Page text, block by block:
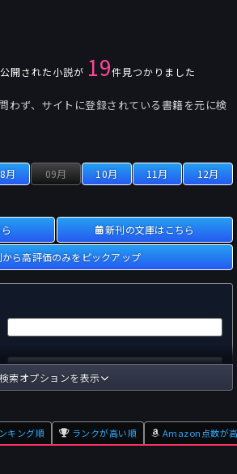
開された小説が 19件見つかりました
わず、サイトに登録されている書籍を元に検
月 09月 10月 11月 12月
新刊の文庫はこちら
ら高評価のみをピックアップ
国内
海外
検索オプションを表示
キング順 ランクが高い順 Amazon点数が